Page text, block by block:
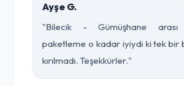
Ayşe G.
"Bilecik - Gümüşhane arası
paketleme o kadar iyiydi ki tek bir
kırılmadı. Teşekkürler."